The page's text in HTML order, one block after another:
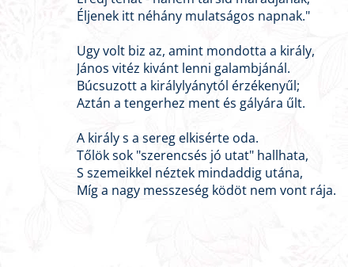
Éljenek itt néhány mulatságos napnak."
Ugy volt biz az, amint mondotta a király,
János vitéz kivánt lenni galambjánál.
Búcsuzott a királylyánytól érzékenyűl;
Aztán a tengerhez ment és gályára űlt.
A király s a sereg elkisérte oda.
Tőlök sok "szerencsés jó utat" hallhata,
S szemeikkel néztek mindaddig utána,
Míg a nagy messzeség ködöt nem vont rája.